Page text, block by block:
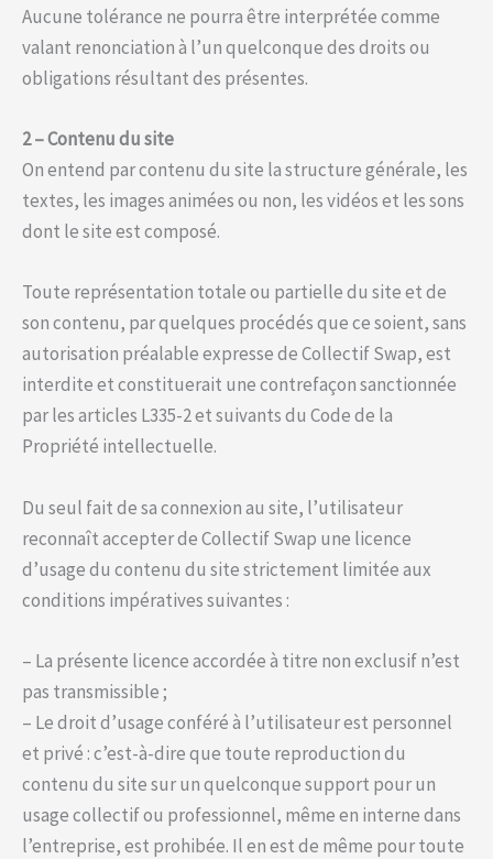
Aucune tolérance ne pourra être interprétée comme
valant renonciation à l’un quelconque des droits ou
obligations résultant des présentes.
2 – Contenu du site
On entend par contenu du site la structure générale, les
textes, les images animées ou non, les vidéos et les sons
dont le site est composé.
Toute représentation totale ou partielle du site et de
son contenu, par quelques procédés que ce soient, sans
autorisation préalable expresse de Collectif Swap, est
interdite et constituerait une contrefaçon sanctionnée
par les articles L335-2 et suivants du Code de la
Propriété intellectuelle.
Du seul fait de sa connexion au site, l’utilisateur
reconnaît accepter de Collectif Swap une licence
d’usage du contenu du site strictement limitée aux
conditions impératives suivantes :
– La présente licence accordée à titre non exclusif n’est
pas transmissible ;
– Le droit d’usage conféré à l’utilisateur est personnel
et privé : c’est-à-dire que toute reproduction du
contenu du site sur un quelconque support pour un
usage collectif ou professionnel, même en interne dans
l’entreprise, est prohibée. Il en est de même pour toute